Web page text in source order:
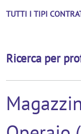
TUTTI I TIPI
Ricerca per